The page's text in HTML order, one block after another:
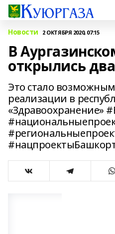
Новости 2 ОКТЯБРЯ 2020, 07:15
В
открылись
Это стало
реализации в
«Здравоохранение»